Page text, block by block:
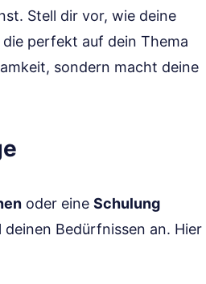
Stell dir vor, wie deine
perfekt auf dein Thema
sondern macht deine
oder eine Schulung
Bedürfnissen an. Hier